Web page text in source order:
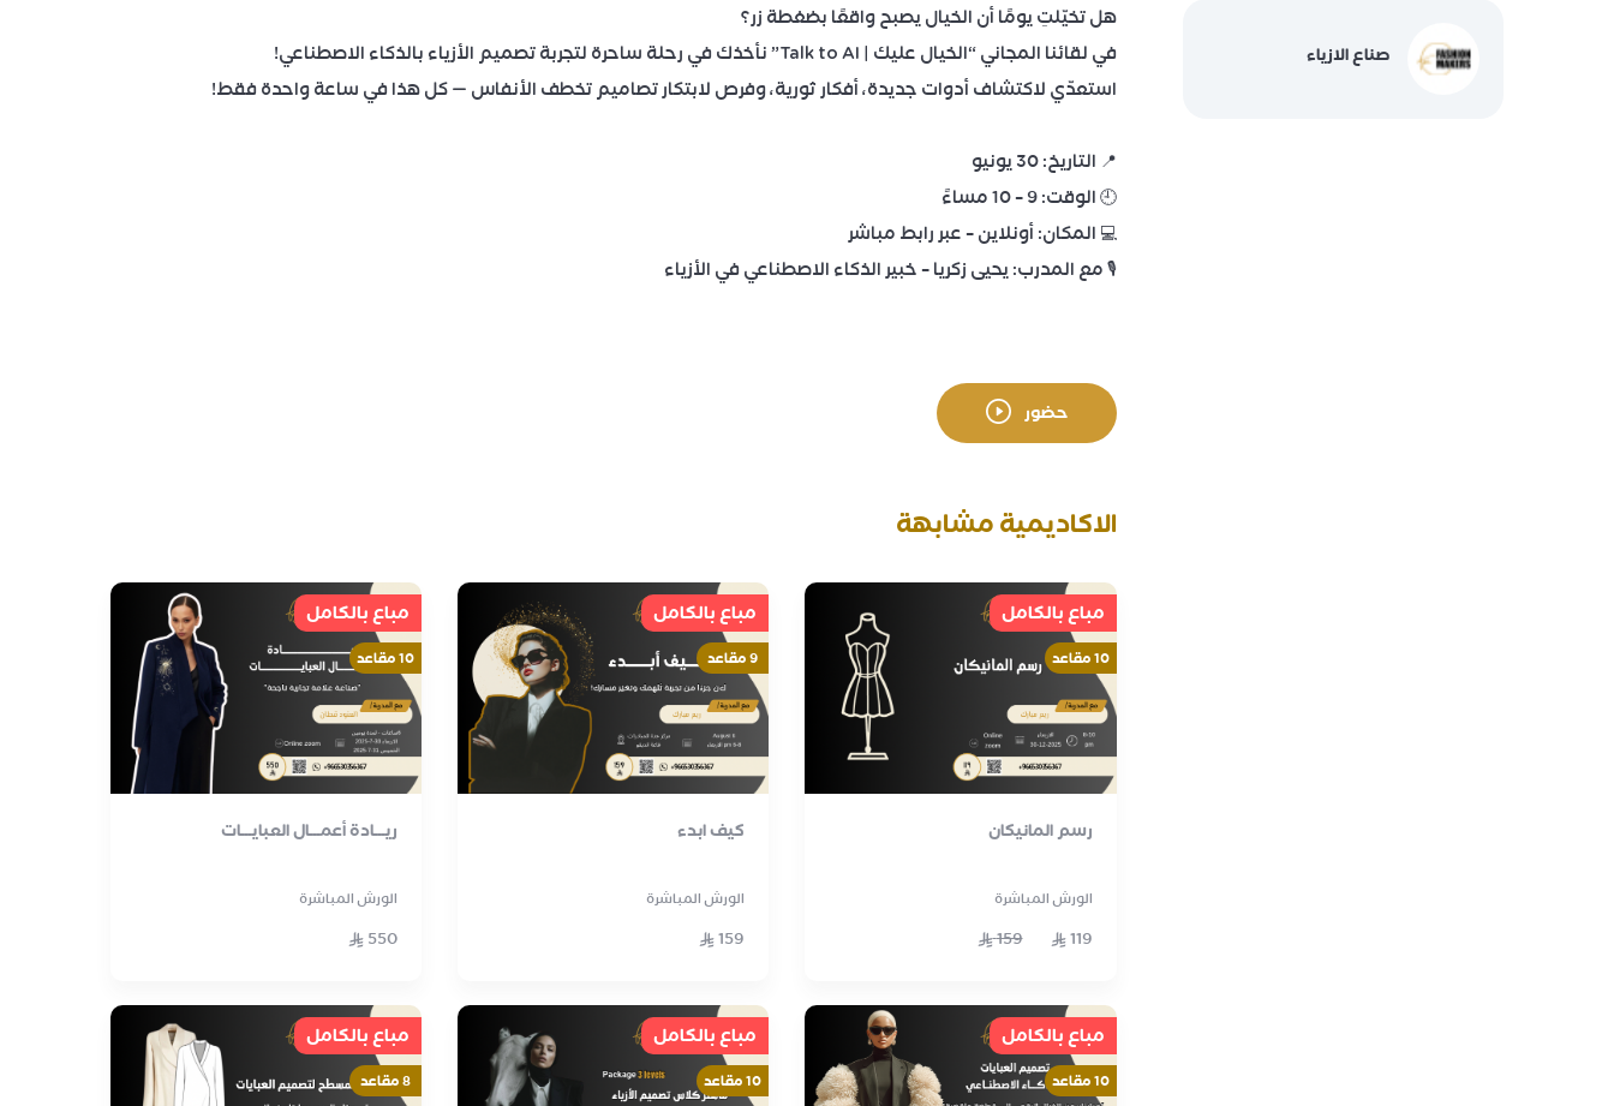
صناع الازياء
هل تخيّلتِ يومًا أن الخيال يصبح واقعًا بضغطة زر؟
في لقائنا المجاني “الخيال عليك | Talk to AI” نأخذك في رحلة ساحرة لتجربة تصميم الأزياء بالذكاء الاصطناعي!
استعدّي لاكتشاف أدوات جديدة، أفكار ثورية، وفرص لابتكار تصاميم تخطف الأنفاس — كل هذا في ساعة واحدة فقط!
📍 التاريخ: 30 يونيو
🕘 الوقت: 9 – 10 مساءً
💻 المكان: أونلاين – عبر رابط مباشر
🎙️ مع المدرب: يحيى زكريا – خبير الذكاء الاصطناعي في الأزياء
حضور
الاكاديمية مشابهة
مباع بالكامل
10 مقاعد
رسم المانيكان
الورش المباشرة
119
159
مباع بالكامل
9 مقاعد
كيف ابدء
الورش المباشرة
159
مباع بالكامل
10 مقاعد
ريـــادة أعمـــال العبايـــات
الورش المباشرة
550
مباع بالكامل
10 مقاعد
مباع بالكامل
10 مقاعد
مباع بالكامل
8 مقاعد